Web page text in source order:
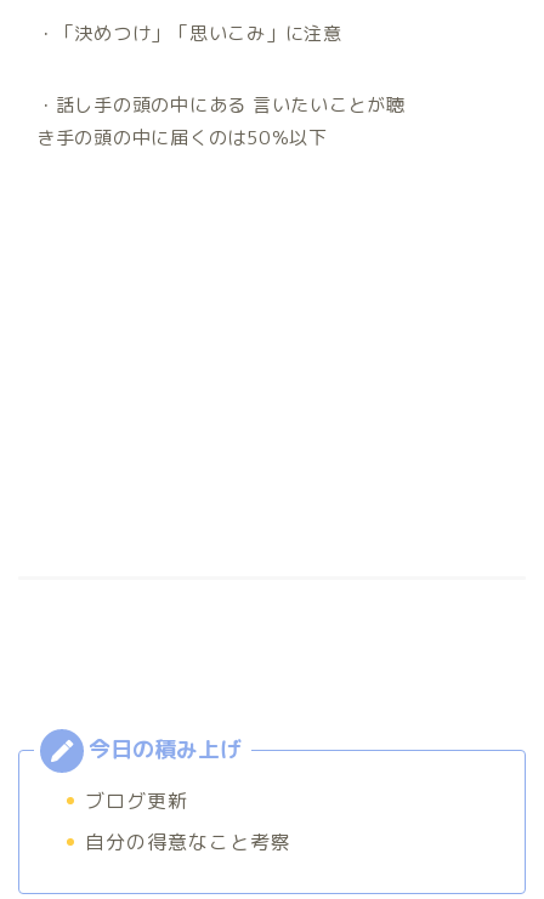
・「決めつけ」「思いこみ」に注意
・話し手の頭の中にある 言いたいことが聴
き手の頭の中に届くのは50％以下
ブログ更新
自分の得意なこと考察